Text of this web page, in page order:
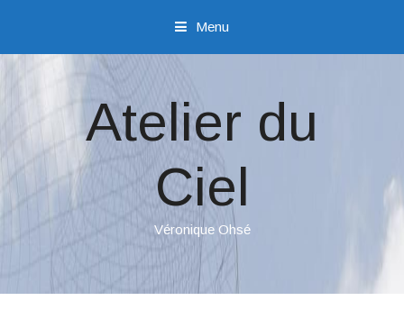
Menu
Sauter directement au contenu
Atelier du
Ciel
Véronique Ohsé